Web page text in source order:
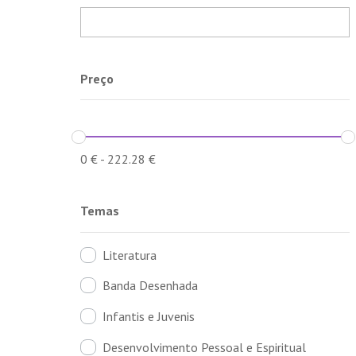
Preço
0 €- 222.28 €
Temas
Literatura
Banda Desenhada
Infantis e Juvenis
Desenvolvimento Pessoal e Espiritual